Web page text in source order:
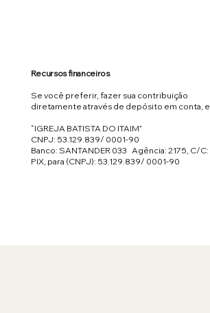
Recursos financeiros
Se você preferir, fazer sua contribuição
diretamente através de depósito em conta,
“IGREJA BATISTA DO ITAIM”
CNPJ: 53.129.839/ 0001-90
Banco: SANTANDER 033 Agência: 2175, C/C:
PIX, para (CNPJ): 53.129.839/ 0001-90